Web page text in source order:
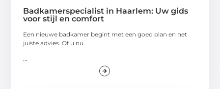
Badkamerspecialist in Haarlem: Uw gids
voor stijl en comfort
Een nieuwe badkamer begint met een goed plan en het
juiste advies. Of u nu
...